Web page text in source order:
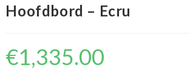
Hoofdbord – Ecru
€1,335.00